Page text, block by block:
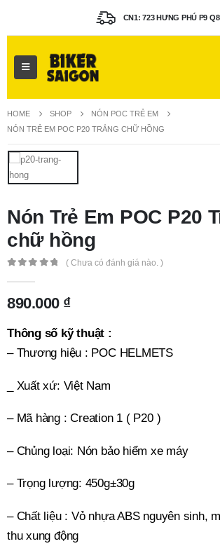
CN1: 723 HƯNG PHÚ P9 Q8
HOME SHOP
NÓN POC TRẺ EM
NÓN TRẺ EM POC P20 TRẮNG CHỮ HỒNG
Nón Trẻ Em POC P20
chữ hồng
( Chưa có đánh giá nào. )
890.000 ₫
Thông số kỹ thuật :
– Thương hiệu : POC HELMETS
_ Xuất xứ: Việt Nam
– Mã hàng : Creation 1 ( P20 )
– Chủng loại: Nón bảo hiểm xe máy
– Trọng lượng: 450g±30g
– Chất liệu : Vỏ nhựa ABS nguyên sinh,
thu xung động